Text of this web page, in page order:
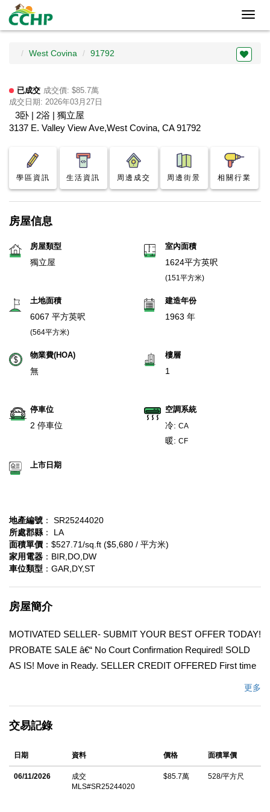
West Covina 91792
已成交 成交價: $85.7萬
成交日期: 2026年03月27日
3卧 | 2浴 | 獨立屋
3137 E. Valley View Ave,West Covina, CA 91792
學區資訊 生活資訊 周邊成交 周邊街景 相關行業
房屋信息
房屋類型
獨立屋
室內面積
1624平方英呎
(151平方米)
土地面積
6067 平方英呎
(564平方米)
建造年份
1963 年
物業費(HOA)
無
樓層
1
停車位
2 停車位
空調系統
冷: CA
暖: CF
上市日期
地產編號 ： SR25244020
所處郡縣 ： LA
面積單價 ：$527.71/sq.ft ($5,680 / 平方米)
家用電器 ：BIR,DO,DW
車位類型 ：GAR,DY,ST
房屋簡介
MOTIVATED SELLER- SUBMIT YOUR BEST OFFER TODAY!
PROBATE SALE â€“ No Court Confirmation Required! SOLD
AS IS! Move in Ready. SELLER CREDIT OFFERED First time
updated, featuring a stunning upgraded kitchen, stylish modern
generously sized bedrooms and a beautiful fireplace that adds
charm and comfort to the living area. While the interior is move-
in ready, the exterior offers a fantastic opportunity for
更多
交易記錄
日期 資料 價格 面積單價
06/11/2026
成交
MLS#SR25244020
$85.7萬 528/平方尺